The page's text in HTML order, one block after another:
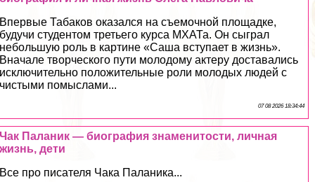
Впервые Табаков оказался на съемочной площадке,
будучи студентом третьего курса МХАТа. Он сыграл
небольшую роль в картине «Саша вступает в жизнь».
Вначале творческого пути молодому актеру доставались
исключительно положительные роли молодых людей с
чистыми помыслами...
07 08 2026 18:34:44
Чак Паланик — биография знаменитости, личная
жизнь, дети
Все про писателя Чака Паланика...